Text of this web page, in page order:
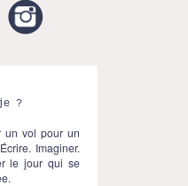
Twitter
?
un vol pour un
Imaginer.
le jour qui se